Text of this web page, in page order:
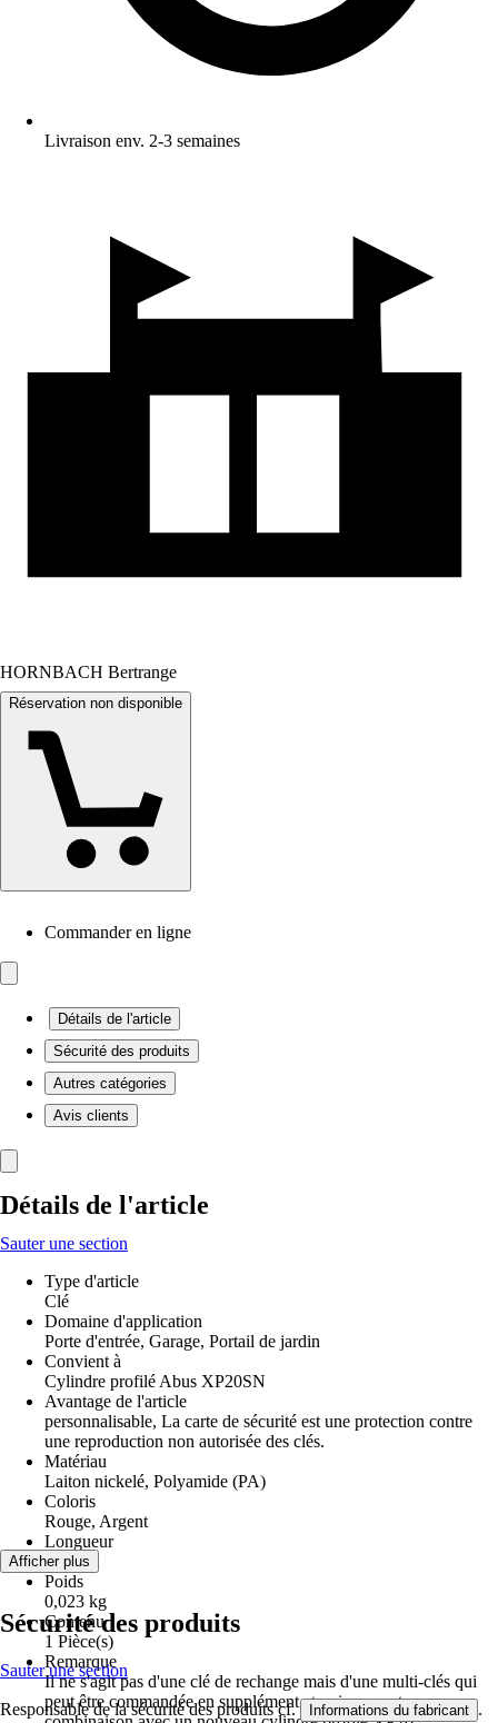
Livraison env. 2-3 semaines
HORNBACH Bertrange
Réservation non disponible
Commander en ligne
Détails de l'article
Sécurité des produits
Autres catégories
Avis clients
Détails de l'article
Sauter une section
Type d'article
Clé
Domaine d'application
Porte d'entrée, Garage, Portail de jardin
Convient à
Cylindre profilé Abus XP20SN
Avantage de l'article
personnalisable, La carte de sécurité est une protection contre
une reproduction non autorisée des clés.
Matériau
Laiton nickelé, Polyamide (PA)
Coloris
Rouge, Argent
Longueur
67 mm
Poids
0,023 kg
Contenu
1 Pièce(s)
Remarque
Il ne s'agit pas d'une clé de rechange mais d'une multi-clés qui
peut être commandée en supplément et uniquement en
Afficher plus
Sécurité des produits
Sauter une section
Responsable de la sécurité des produits cf. Informations du fabricant .